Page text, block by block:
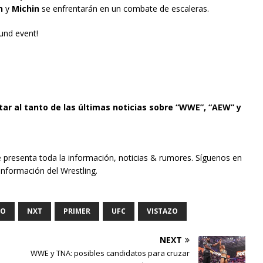
y Michinse enfrentarán en un combate de escaleras.
event!
al tanto de las últimas noticias sobre “WWE”, “AEW” y
presenta toda la información, noticias & rumores. Síguenos en
del Wrestling.
NXT PRIMER UFC VISTAZO
NEXT
WWE y TNA: posibles candidatos para cruzar